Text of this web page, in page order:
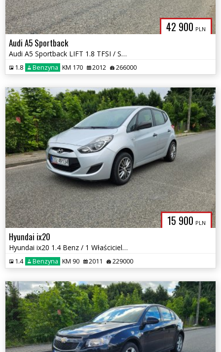
42 900 PLN
Audi A5 Sportback
Audi A5 Sportback LIFT 1.8 TFSI / Skóra / Xenon / Zadbany
1.8 Benzyna KM 170 2012 266000
15 900 PLN
Hyundai ix20
Hyundai ix20 1.4 Benz / 1 Właściciel / Zadbany
1.4 Benzyna KM 90 2011 229000